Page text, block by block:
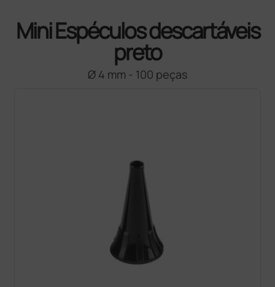
Mini Espéculos descartáveis
preto
Ø 4 mm - 100 peças